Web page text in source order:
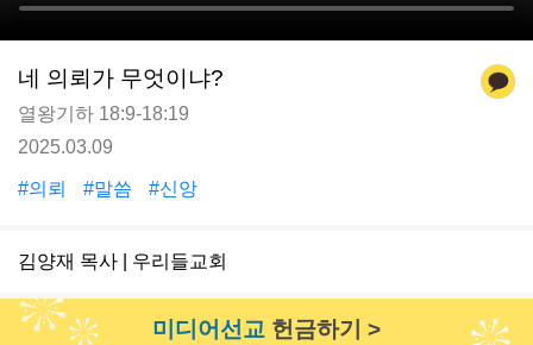
네 의뢰가 무엇이냐?
열왕기하 18:9-18:19
2025.03.09
#의뢰 #말씀 #신앙
김양재 목사 | 우리들교회
미디어선교 헌금하기 >